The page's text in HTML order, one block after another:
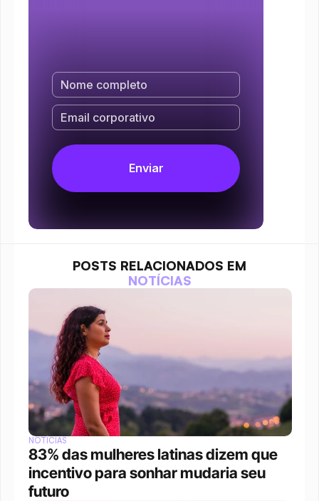
POSTS RELACIONADOS EM
NOTÍCIAS
NOTÍCIAS
83% das mulheres latinas dizem que
incentivo para sonhar mudaria seu
futuro